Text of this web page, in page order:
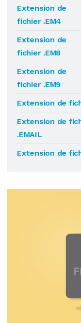
Extension de
fichier .EM4
Extension de
fichier .EM8
Extension de
fichier .EM9
Extension de
Extension de
.EMAIL
Extension de